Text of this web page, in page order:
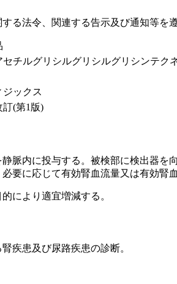
る法令、関連する告示及び通知等を
セチルグリシルグリシルグリシンテク
ジックス
訂(第1版)
脈内に投与する。被検部に検出器
要に応じて有効腎血流量又は有効腎
により適宜増減する。
疾患及び尿路疾患の診断。